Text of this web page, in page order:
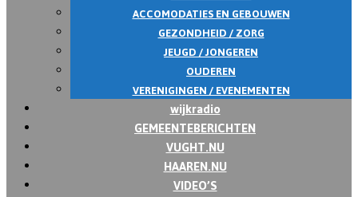
ACCOMODATIES EN GEBOUWEN
GEZONDHEID / ZORG
JEUGD / JONGEREN
OUDEREN
VERENIGINGEN / EVENEMENTEN
wijkradio
GEMEENTEBERICHTEN
VUGHT.NU
HAAREN.NU
VIDEO’S